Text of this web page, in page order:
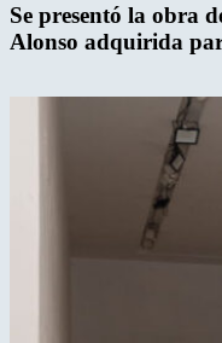
Se presentó la obra
Alonso adquirida